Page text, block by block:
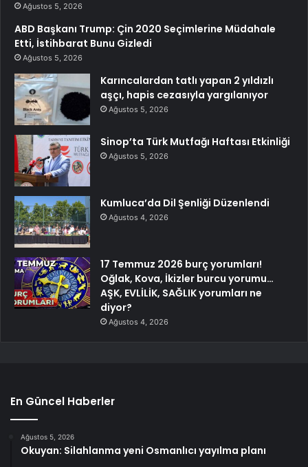
Ağustos 5, 2026
ABD Başkanı Trump: Çin 2020 Seçimlerine Müdahale
Etti, İstihbarat Bunu Gizledi
Ağustos 5, 2026
Karıncalardan tatlı yapan 2 yıldızlı
aşçı, hapis cezasıyla yargılanıyor
Ağustos 5, 2026
Sinop’ta Türk Mutfağı Haftası Etkinliği
Ağustos 5, 2026
Kumluca’da Dil Şenliği Düzenlendi
Ağustos 4, 2026
17 Temmuz 2026 burç yorumları!
Oğlak, Kova, İkizler burcu yorumu…
AŞK, EVLİLİK, SAĞLIK yorumları ne
diyor?
Ağustos 4, 2026
En Güncel Haberler
Ağustos 5, 2026
Okuyan: Silahlanma yeni Osmanlıcı yayılma planı